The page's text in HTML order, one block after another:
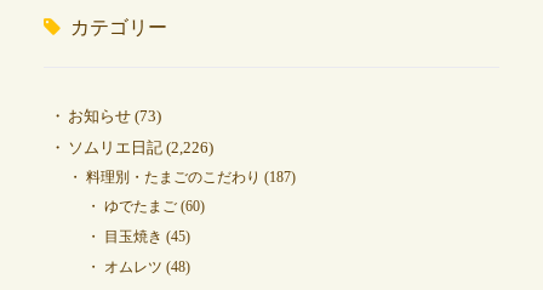
カテゴリー
お知らせ(73)
ソムリエ日記(2,226)
料理別・たまごのこだわり (187)
ゆでたまご(60)
目玉焼き (45)
オムレツ (48)